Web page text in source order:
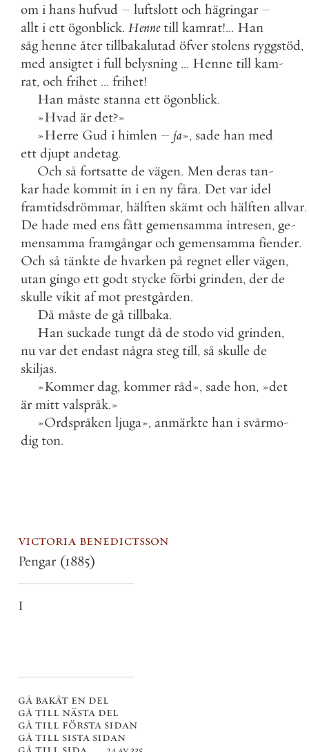
om i hans hufvud – luftslott och hägringar –
allt i ett ögonblick. Henne till kamrat!... Han
såg henne åter tillbakalutad öfver stolens ryggstöd,
med ansigtet i full belysning ... Henne till kam-
rat, och frihet ... frihet!
Han måste stanna ett ögonblick.
»Hvad är det?»
»Herre Gud i himlen – ja», sade han med
ett djupt andetag.
Och så fortsatte de vägen. Men deras tan-
kar hade kommit in i en ny fåra. Det var idel
framtidsdrömmar, hälften skämt och hälften allvar.
De hade med ens fått gemensamma intresen, ge-
mensamma framgångar och gemensamma fiender.
Och så tänkte de hvarken på regnet eller vägen,
utan gingo ett godt stycke förbi grinden, der de
skulle vikit af mot prestgården.
Då måste de gå tillbaka.
Han suckade tungt då de stodo vid grinden,
nu var det endast några steg till, så skulle de
skiljas.
»Kommer dag, kommer råd», sade hon, »det
är mitt valspråk.»
»Ordspråken ljuga», anmärkte han i svårmo-
dig ton.
victoria benedictsson
Pengar (1885)
I
gå bakåt en del
gå till nästa del
gå till första sidan
gå till sista sidan